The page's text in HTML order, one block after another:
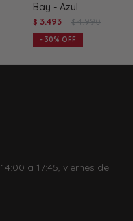
Bay - Azul
$ 3.493 $ 4.990
30
a 17:45, viernes de